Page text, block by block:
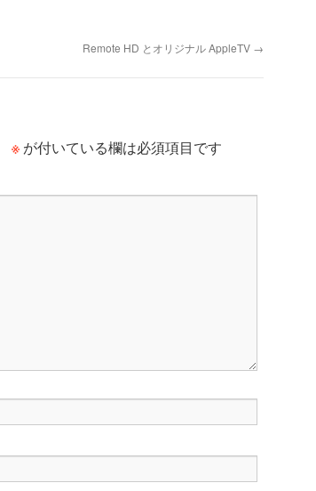
Remote HD とオリジナル AppleTV →
※ が付いている欄は必須項目です